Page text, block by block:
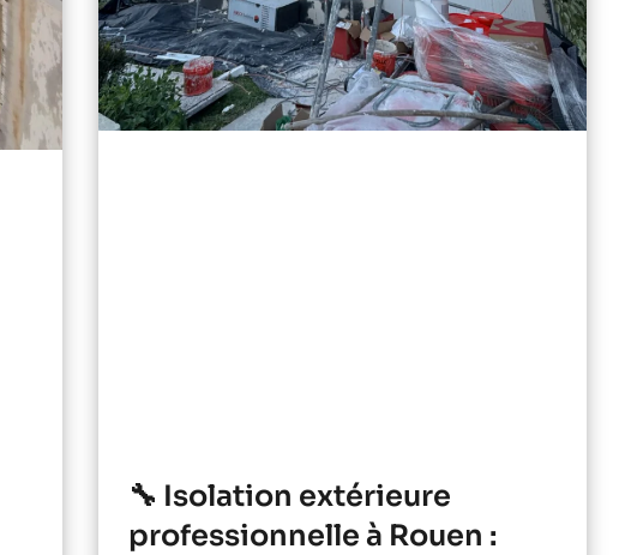
🔧 Isolation extérieure
professionnelle à Rouen :